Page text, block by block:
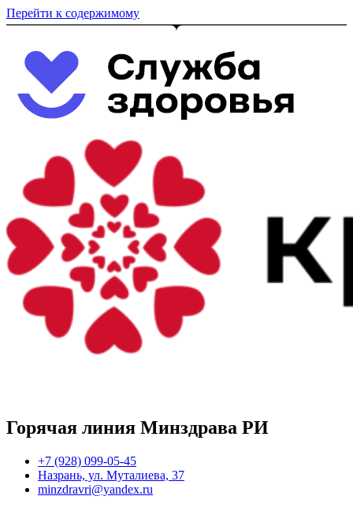
Перейти к содержимому
Горячая линия Минздрава РИ
+7 (928) 099-05-45
Назрань, ул. Муталиева, 37
minzdravri@yandex.ru